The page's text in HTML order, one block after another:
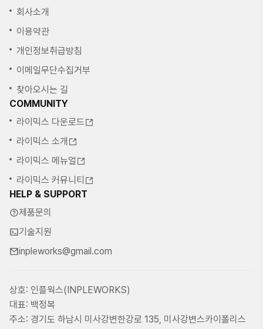
회사소개
이용약관
개인정보취급방침
이메일무단수집거부
찾아오시는 길
COMMUNITY
라이믹스 다운로드
라이믹스 소개
라이믹스 메뉴얼
라이믹스 커뮤니티
HELP & SUPPORT
제품문의
기술지원
inpleworks@gmail.com
상호: 인플웍스(INPLEWORKS)
대표: 백정복
주소: 경기도 하남시 미사강변한강로 135, 미사강변스카이폴리스